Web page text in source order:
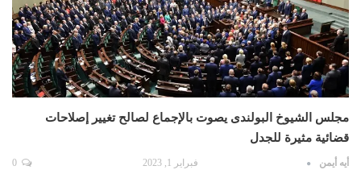
مجلس الشيوخ البولندى يصوت بالإجماع لصالح تغيير إصلاحات
قضائية مثيرة للجدل
أيه أيمن فبراير 1, 2023